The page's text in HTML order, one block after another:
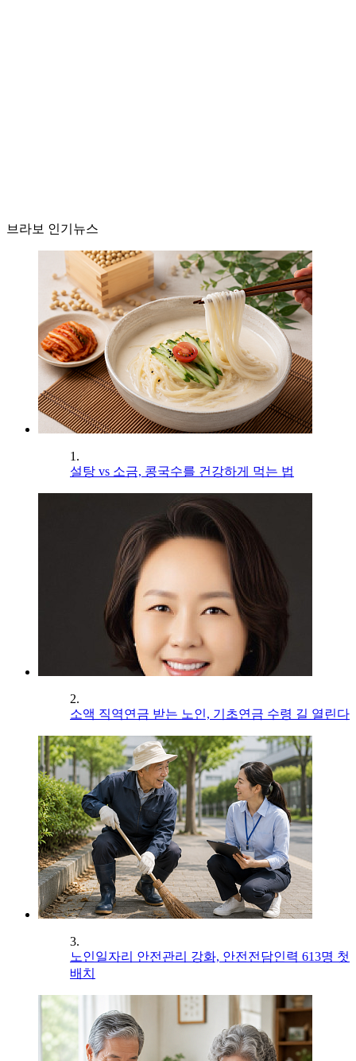
브라보 인기뉴스
1.
설탕 vs 소금, 콩국수를 건강하게 먹는 법
2.
소액 직역연금 받는 노인, 기초연금 수령 길 열린다
3.
노인일자리 안전관리 강화, 안전전담인력 613명 첫
배치